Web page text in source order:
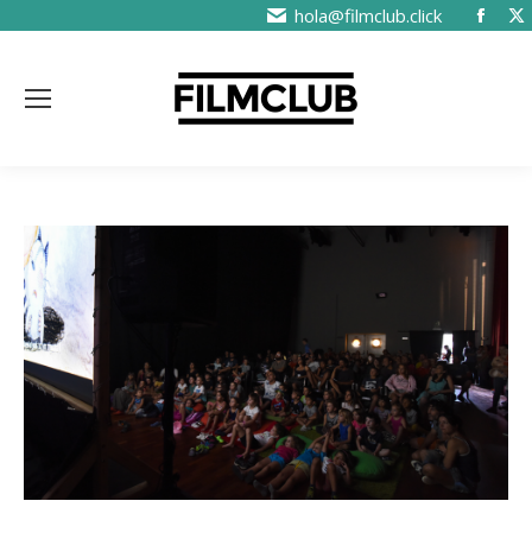
hola@filmclub.click